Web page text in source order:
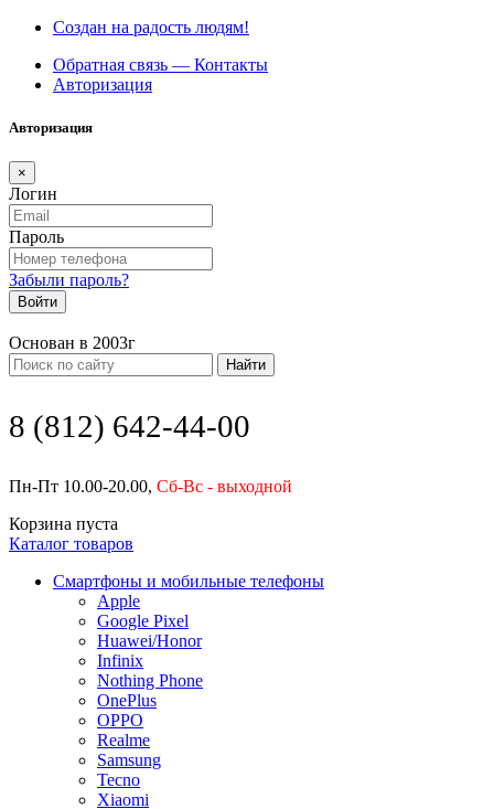
Создан на радость людям!
Обратная связь — Контакты
Авторизация
Авторизация
×
Логин
Пароль
Забыли пароль?
Войти
Основан в 2003г
Найти
8 (812) 642-44-00
Пн-Пт 10.00-20.00, Сб-Вс - выходной
Корзина пуста
Каталог товаров
Смартфоны и мобильные телефоны
Apple
Google Pixel
Huawei/Honor
Infinix
Nothing Phone
OnePlus
OPPO
Realme
Samsung
Tecno
Xiaomi